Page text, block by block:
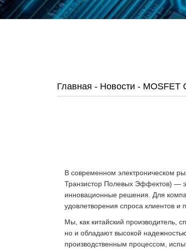
Главная - Новости - MOSFET
В современном электроническом
Транзистор Полевых Эффектов) —
инновационные решения. Для
удовлетворения спроса клиентов и
Мы, как китайский производитель,
но и обладают высокой
производственным процессом,